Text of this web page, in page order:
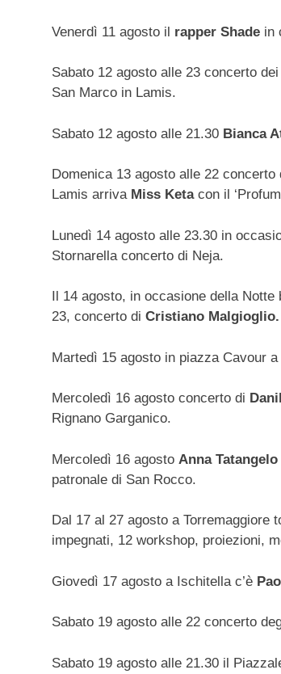
Venerdì 11 agosto il rapper Shade in
Sabato 12 agosto alle 23 concerto dei
San Marco in Lamis.
Sabato 12 agosto alle 21.30 Bianca
Domenica 13 agosto alle 22 concerto
Lamis arriva Miss Ketacon il
Lunedì 14 agosto alle 23.30 in
Stornarella concerto di Neja.
Il 14 agosto, in occasione della
23, concerto di Cristiano Malgioglio.
Martedì 15 agosto in piazza Cavour
Mercoledì 16 agosto concerto di
Rignano Garganico.
Mercoledì 16 agosto Anna Tatangelo
patronale di San Rocco.
Dal 17 al 27 agosto a Torremaggiore
impegnati, 12 workshop, proiezioni,
Giovedì 17 agosto a Ischitella c’è
Sabato 19 agosto alle 22 concerto
Sabato 19 agosto alle 21.30 il